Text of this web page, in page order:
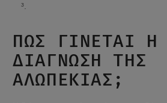
³.
ΠΏΣ ΓΊΝΕΤΑΙ Η
ΔΙΆΓΝΩΣΗ ΤΗΣ
ΑΛΩΠΕΚΊΑΣ;